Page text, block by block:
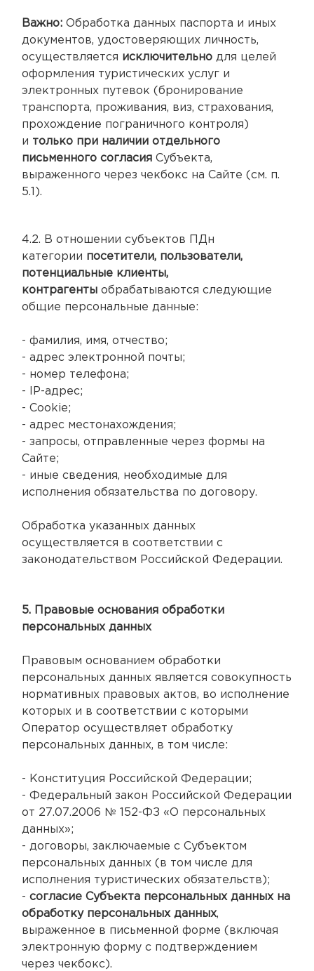
Важно: Обработка данных паспорта и иных
документов, удостоверяющих личность,
осуществляется исключительно для целей
оформления туристических услуг и
электронных путевок (бронирование
транспорта, проживания, виз, страхования,
прохождение пограничного контроля)
и только при наличии отдельного
письменного согласия Субъекта,
выраженного через чекбокс на Сайте (см. п.
5.1).
4.2. В отношении субъектов ПДн
категории посетители, пользователи,
потенциальные клиенты,
контрагенты обрабатываются следующие
общие персональные данные:
- фамилия, имя, отчество;
- адрес электронной почты;
- номер телефона;
- IP-адрес;
- Cookie;
- адрес местонахождения;
- запросы, отправленные через формы на
Сайте;
- иные сведения, необходимые для
исполнения обязательства по договору.
Обработка указанных данных
осуществляется в соответствии с
законодательством Российской Федерации.
5. Правовые основания обработки
персональных данных
Правовым основанием обработки
персональных данных является совокупность
нормативных правовых актов, во исполнение
которых и в соответствии с которыми
Оператор осуществляет обработку
персональных данных, в том числе:
- Конституция Российской Федерации;
- Федеральный закон Российской Федерации
от 27.07.2006 № 152-ФЗ «О персональных
данных»;
- договоры, заключаемые с Субъектом
персональных данных (в том числе для
исполнения туристических обязательств);
- согласие Субъекта персональных данных на
обработку персональных данных,
выраженное в письменной форме (включая
электронную форму с подтверждением
через чекбокс).